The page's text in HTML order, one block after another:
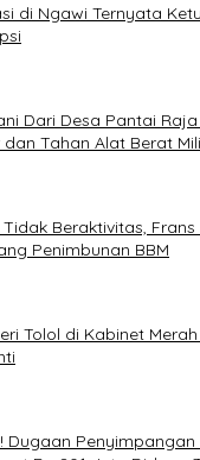
di Ngawi Ternyata
Dari Desa Pantai
Tahan Alat Berat
Beraktivitas,
Penimbunan BBM
Tolol di Kabinet
Dugaan Penyimpangan